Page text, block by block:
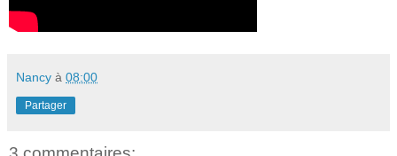
Nancy à 08:00
Partager